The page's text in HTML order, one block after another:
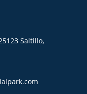
Saltillo,